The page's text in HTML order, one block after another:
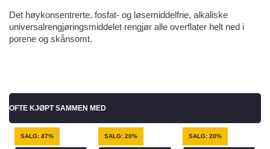
Det høykonsentrerte, fosfat- og løsemiddelfrie, alkaliske
universalrengjøringsmiddelet rengjør alle overflater helt ned i
porene og skånsomt.
OFTE KJØPT SAMMEN MED
SALG: 47% SALG: 20% SALG: 20%